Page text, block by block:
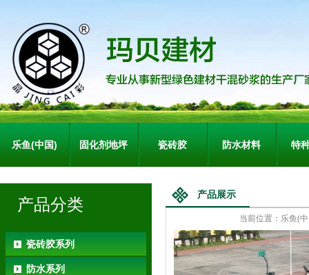
乐鱼(中国) 固化剂地坪 瓷砖胶 防水材料 特
产品分类
瓷砖胶系列
防水系列
产品展示
当前位置： 乐鱼(